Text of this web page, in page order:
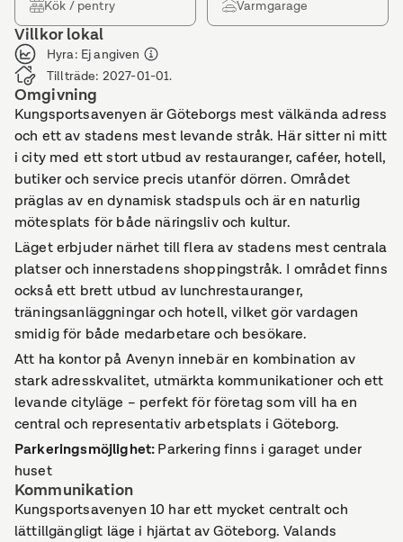
Kök / pentry Varmgarage
Villkor lokal
Hyra: Ej angiven
Tillträde: 2027-01-01.
Omgivning
Kungsportsavenyen är Göteborgs mest välkända adress
och ett av stadens mest levande stråk. Här sitter ni mitt
i city med ett stort utbud av restauranger, caféer, hotell,
butiker och service precis utanför dörren. Området
präglas av en dynamisk stadspuls och är en naturlig
mötesplats för både näringsliv och kultur.
Läget erbjuder närhet till flera av stadens mest centrala
platser och innerstadens shoppingstråk. I området finns
också ett brett utbud av lunchrestauranger,
träningsanläggningar och hotell, vilket gör vardagen
smidig för både medarbetare och besökare.
Att ha kontor på Avenyn innebär en kombination av
stark adresskvalitet, utmärkta kommunikationer och ett
levande cityläge – perfekt för företag som vill ha en
central och representativ arbetsplats i Göteborg.
Parkeringsmöjlighet:Parkering finns i garaget under
huset
Kommunikation
Kungsportsavenyen 10 har ett mycket centralt och
lättillgängligt läge i hjärtat av Göteborg. Valands